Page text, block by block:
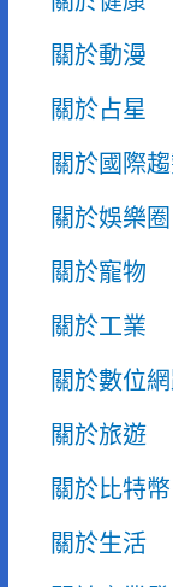
關於動漫
關於占星
關於國際
關於娛樂圈
關於寵物
關於工業
關於數位
關於旅遊
關於比特幣
關於生活